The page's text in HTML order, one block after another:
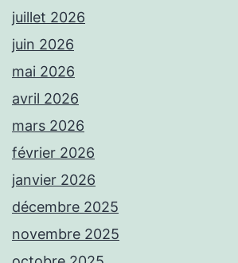
juillet 2026
juin 2026
mai 2026
avril 2026
mars 2026
février 2026
janvier 2026
décembre 2025
novembre 2025